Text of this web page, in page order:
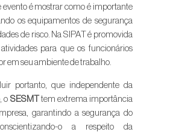
evento é mostrar como é importante
os equipamentos de segurança
de risco. Na SIPAT é promovida
para que os funcionários
em seu ambiente de trabalho.
portanto, que independente da
o SESMTtem extrema importância
garantindo a segurança do
o a respeito da